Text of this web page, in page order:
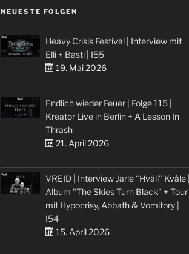
NEUESTE FOLGEN
Heavy Crisis Festival | Interview mit
Elli + Basti | I55
19. Mai 2026
Endlich wieder Feuer | Folge 115 |
Kreator Live in Berlin + A Lesson In
Thrash
21. April 2026
VREID | Interview Jarle “Hváll” Kvåle |
Album "The Skies Turn Black" + Tour
mit Hypocrisy, Abbath & Vomitory |
I54
15. April 2026